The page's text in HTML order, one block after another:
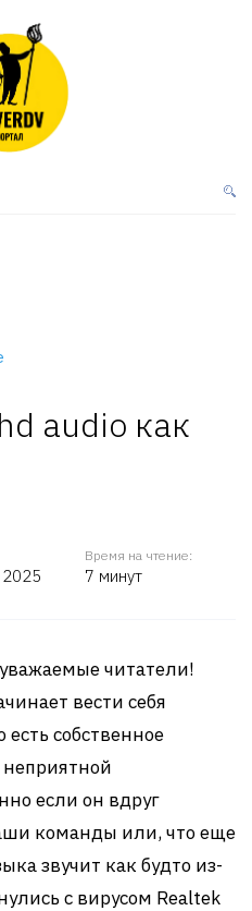
audio как
Время на чтение:
7 минут
читатели!
вести себя
есть собственное
если он вдруг
команды или, что еще
звучит как будто из-
с вирусом Realtek